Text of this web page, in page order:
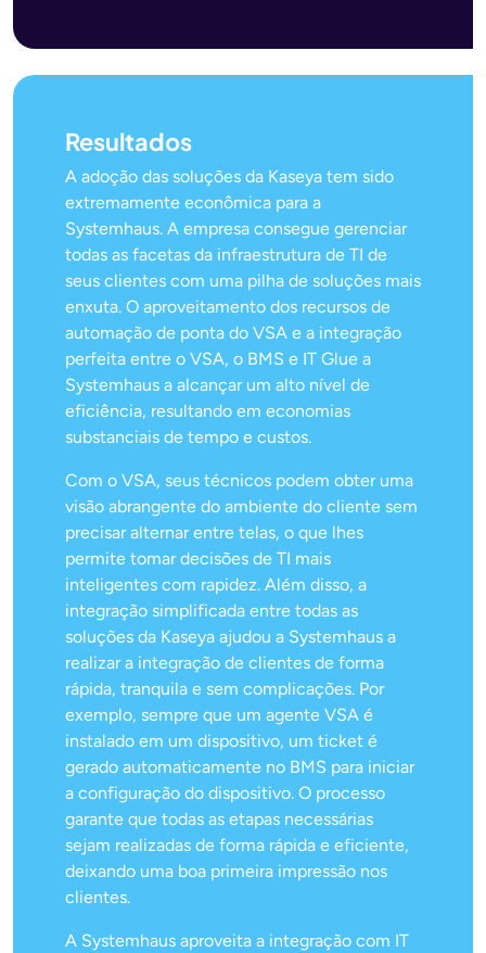
Resultados
A adoção das soluções da Kaseya tem sido
extremamente econômica para a
Systemhaus. A empresa consegue gerenciar
todas as facetas da infraestrutura de TI de
seus clientes com uma pilha de soluções mais
enxuta. O aproveitamento dos recursos de
automação de ponta do VSA e a integração
perfeita entre o VSA, o BMS e IT Glue a
Systemhaus a alcançar um alto nível de
eficiência, resultando em economias
substanciais de tempo e custos.
Com o VSA, seus técnicos podem obter uma
visão abrangente do ambiente do cliente sem
precisar alternar entre telas, o que lhes
permite tomar decisões de TI mais
inteligentes com rapidez. Além disso, a
integração simplificada entre todas as
soluções da Kaseya ajudou a Systemhaus a
realizar a integração de clientes de forma
rápida, tranquila e sem complicações. Por
exemplo, sempre que um agente VSA é
instalado em um dispositivo, um ticket é
gerado automaticamente no BMS para iniciar
a configuração do dispositivo. O processo
garante que todas as etapas necessárias
sejam realizadas de forma rápida e eficiente,
deixando uma boa primeira impressão nos
clientes.
A Systemhaus aproveita a integração com IT